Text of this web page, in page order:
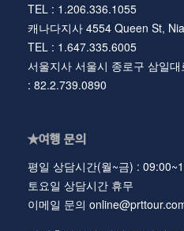
TEL : 1.206.336.1055
캐나다지사 4554 Queen St,
TEL : 1.647.335.6005
서울지사 서울시 종로구 삼일
: 82.2.739.0890
★여행 문의
평일 상담시간(월~금) :
토요일 상담시간 휴무
이메일 문의